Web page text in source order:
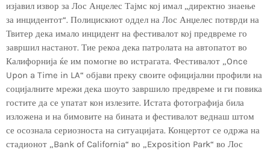
изјавил извор за Лос Анџелес Тајмс кој имал „директно знаење
за инцидентот“. Полицискиот оддел на Лос Анџелес потврди на
Твитер дека имало инцидент на фестивалот кој предвреме го
завршил настанот. Тие рекоа дека патролата на автопатот во
Калифорнија ќе им помогне во истрагата. Фестивалот „Once
Upon a Time in LA“ објави преку своите официјални профили на
социјалните мрежи дека шоуто завршило предвреме и ги повика
гостите да се упатат кон излезите. Истата фотографија била
изложена и на бимовите на бината и фестивалот веднаш штом
се осознала сериозноста на ситуацијата. Концертот се одржа на
стадионот „Bank of California“ во „Exposition Park“ во Лос